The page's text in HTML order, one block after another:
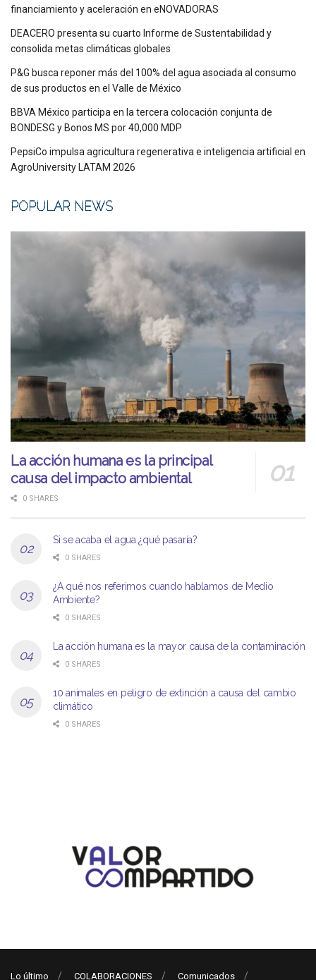
financiamiento y aceleración en eNOVADORAS
DEACERO presenta su cuarto Informe de Sustentabilidad y
consolida metas climáticas globales
P&G busca reponer más del 100% del agua asociada al consumo
de sus productos en el Valle de México
BBVA México participa en la tercera colocación conjunta de
BONDESG y Bonos MS por 40,000 MDP
PepsiCo impulsa agricultura regenerativa e inteligencia artificial en
AgroUniversity LATAM 2026
POPULAR NEWS
La acción humana es la principal
causa del impacto ambiental
0 SHARES
Si se acaba el agua ¿qué pasaría?
0 SHARES
¿A qué nos referimos cuando hablamos de Medio
Ambiente?
0 SHARES
La acción humana es la mayor causa de la contaminación
0 SHARES
10 animales en peligro de extinción a causa del cambio
climático
0 SHARES
Lo último COLABORACIONES Comunicados